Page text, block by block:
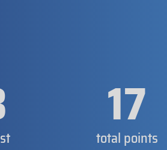
17
total points